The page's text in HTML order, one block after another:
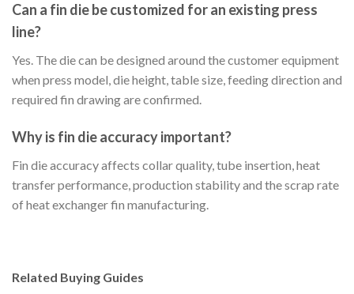
Can a fin die be customized for an existing press
line?
Yes. The die can be designed around the customer equipment
when press model, die height, table size, feeding direction and
required fin drawing are confirmed.
Why is fin die accuracy important?
Fin die accuracy affects collar quality, tube insertion, heat
transfer performance, production stability and the scrap rate
of heat exchanger fin manufacturing.
Related Buying Guides